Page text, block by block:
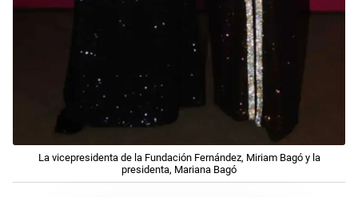
La vicepresidenta de la Fundación Fernández, Miriam Bagó y la
presidenta, Mariana Bagó